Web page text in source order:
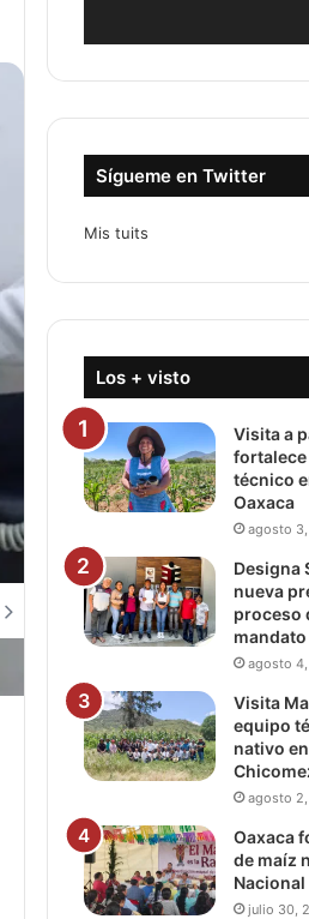
Sígueme en Twitter
Mis tuits
Los + visto
Visita a
técnico
Oaxaca
agosto
Designa
nueva
proceso
mandato
agosto
Visita
equipo
nativo
agosto
Oaxaca
de maíz
Nacional
julio 30,